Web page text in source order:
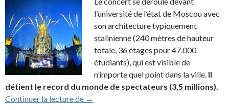
l’université de l’état de Moscou avec
son architecture typiquement
stalinienne (240 mètres de hauteur
totale, 36 étages pour 47.000
étudiants), qui est visible de
n’importe quel point dans la ville. Il
détient le record du monde de spectateurs (3,5 millions).
Continuer la lecture de 1997 – Oxygène in Moscow
→